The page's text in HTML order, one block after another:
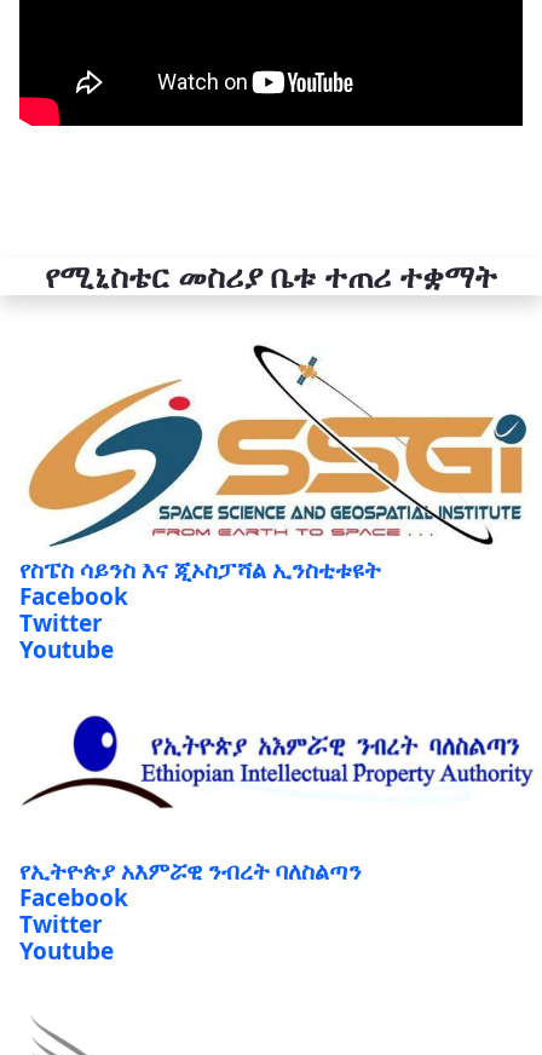
የሚኒስቴር መስሪያ ቤቱ ተጠሪ ተቋማት
የስፔስ ሳይንስ እና ጂኦስፓሻል ኢንስቲቱዩት
Facebook
Twitter
Youtube
የኢትዮጵያ አእምሯዊ ንብረት ባለስልጣን
Facebook
Twitter
Youtube